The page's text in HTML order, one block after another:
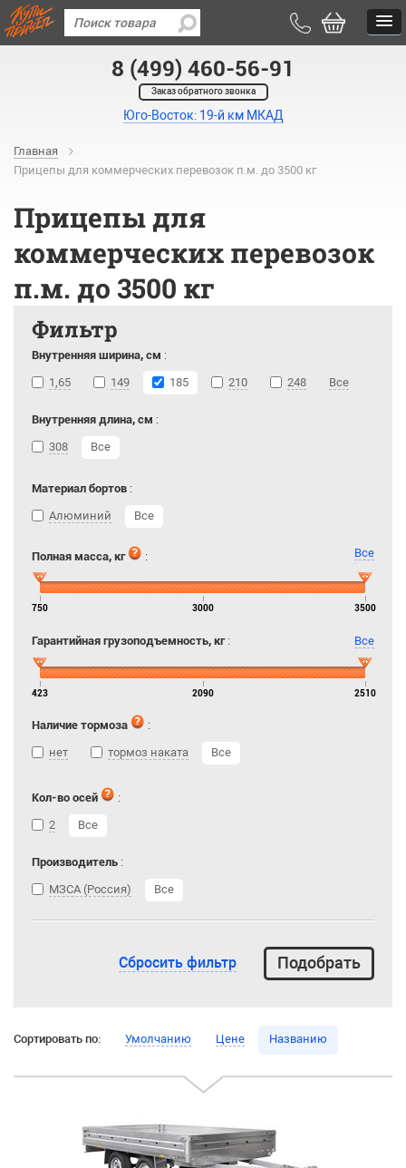
8 (499) 460-56-91
Заказ обратного звонка
Юго-Восток: 19-й км МКАД
Главная
Прицепы для коммерческих перевозок п.м. до 3500 кг
Прицепы для
коммерческих перевозок
п.м. до 3500 кг
Фильтр
Внутренняя ширина, см :
1,65
149 185 210 248 Все
Внутренняя длина, см :
308
Все
Материал бортов :
Алюминий
Все
Полная масса, кг : Все
750 3000 3500
Гарантийная грузоподъемность, кг: Все
423 2090 2510
Наличие тормоза
:
нет
тормоз наката Все
Кол-во осей
:
2
Все
Производитель :
МЗСА (Россия)
Все
Сбросить фильтр
Сортировать по: Умолчанию Цене Названию